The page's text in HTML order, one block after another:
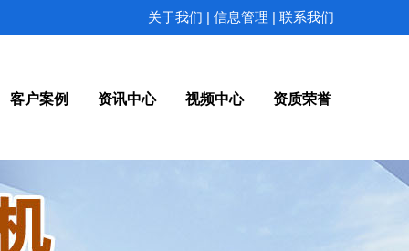
关于我们 | 信息管理 | 联系我们
客户案例 资讯中心 视频中心 资质荣誉